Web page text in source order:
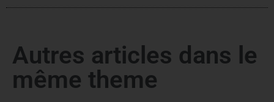
Autres articles dans le
même theme